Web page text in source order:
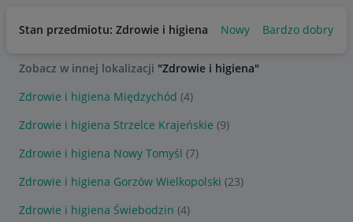
Stan przedmiotu: Zdrowie i higiena Nowy Bardzo dobry
Zobacz w innej lokalizacji "Zdrowie i higiena"
Zdrowie i higiena Międzychód (4)
Zdrowie i higiena Strzelce Krajeńskie (9)
Zdrowie i higiena Nowy Tomyśl (7)
Zdrowie i higiena Gorzów Wielkopolski (23)
Zdrowie i higiena Świebodzin (4)